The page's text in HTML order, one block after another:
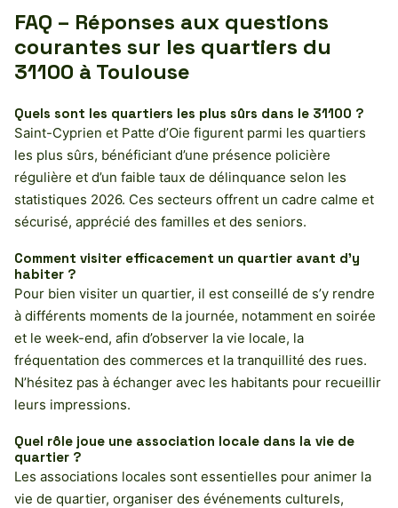
FAQ – Réponses aux questions
courantes sur les quartiers du
31100 à Toulouse
Quels sont les quartiers les plus sûrs dans le 31100 ?
Saint-Cyprien et Patte d’Oie figurent parmi les quartiers
les plus sûrs, bénéficiant d’une présence policière
régulière et d’un faible taux de délinquance selon les
statistiques 2026. Ces secteurs offrent un cadre calme et
sécurisé, apprécié des familles et des seniors.
Comment visiter efficacement un quartier avant d’y
habiter ?
Pour bien visiter un quartier, il est conseillé de s’y rendre
à différents moments de la journée, notamment en soirée
et le week-end, afin d’observer la vie locale, la
fréquentation des commerces et la tranquillité des rues.
N’hésitez pas à échanger avec les habitants pour recueillir
leurs impressions.
Quel rôle joue une association locale dans la vie de
quartier ?
Les associations locales sont essentielles pour animer la
vie de quartier, organiser des événements culturels,